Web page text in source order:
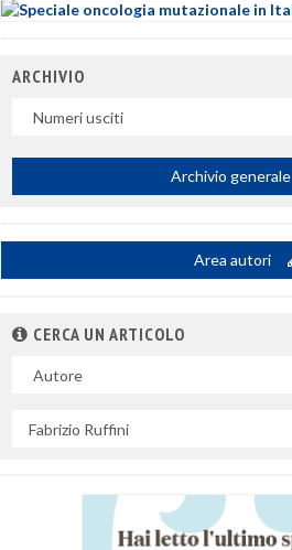
ARCHIVIO
Archivio generale
Area autori
CERCA UN ARTICOLO
campo
per